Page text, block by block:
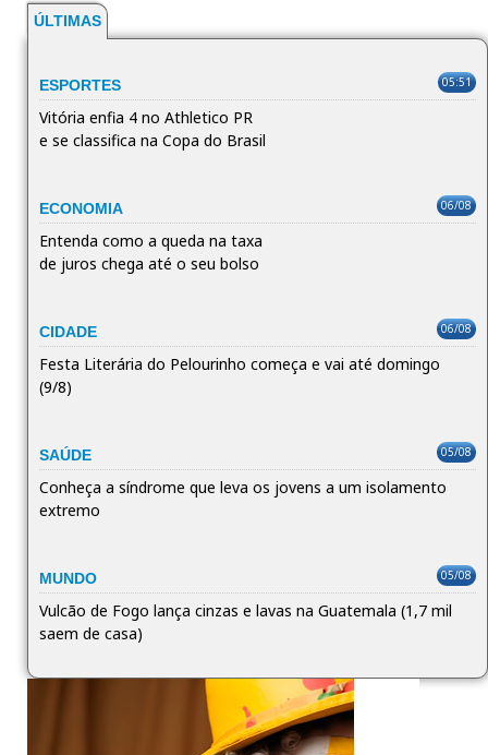
ÚLTIMAS
ESPORTES 05:51
Vitória enfia 4 no Athletico PR
e se classifica na Copa do Brasil
ECONOMIA 06/08
Entenda como a queda na taxa
de juros chega até o seu bolso
CIDADE 06/08
Festa Literária do Pelourinho começa e vai até domingo
(9/8)
SAÚDE 05/08
Conheça a síndrome que leva os jovens a um isolamento
extremo
MUNDO 05/08
Vulcão de Fogo lança cinzas e lavas na Guatemala (1,7 mil
saem de casa)